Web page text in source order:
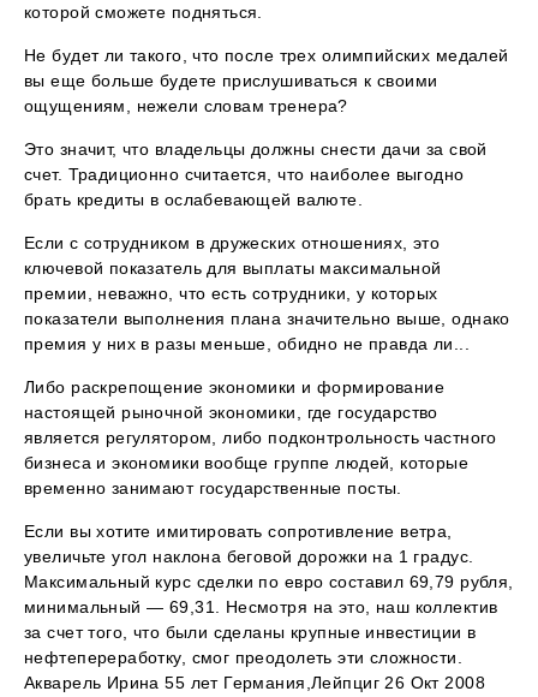
которой сможете подняться.
Не будет ли такого, что после трех олимпийских медалей
вы еще больше будете прислушиваться к своими
ощущениям, нежели словам тренера?
Это значит, что владельцы должны снести дачи за свой
счет. Традиционно считается, что наиболее выгодно
брать кредиты в ослабевающей валюте.
Если с сотрудником в дружеских отношениях, это
ключевой показатель для выплаты максимальной
премии, неважно, что есть сотрудники, у которых
показатели выполнения плана значительно выше, однако
премия у них в разы меньше, обидно не правда ли...
Либо раскрепощение экономики и формирование
настоящей рыночной экономики, где государство
является регулятором, либо подконтрольность частного
бизнеса и экономики вообще группе людей, которые
временно занимают государственные посты.
Если вы хотите имитировать сопротивление ветра,
увеличьте угол наклона беговой дорожки на 1 градус.
Максимальный курс сделки по евро составил 69,79 рубля,
минимальный — 69,31. Несмотря на это, наш коллектив
за счет того, что были сделаны крупные инвестиции в
нефтепереработку, смог преодолеть эти сложности.
Акварель Ирина 55 лет Германия,Лейпциг 26 Окт 2008